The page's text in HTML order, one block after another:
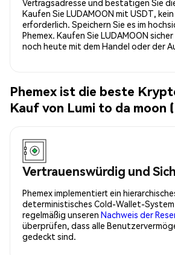
Vertragsadresse und bestätigen Sie
Kaufen Sie LUDAMOON mit USDT,
erforderlich. Speichern Sie es im
Phemex. Kaufen Sie LUDAMOON
noch heute mit dem Handel oder der
Phemex ist die beste
Kauf von Lumi to da moon
Vertrauenswürdig und
Phemex implementiert ein
deterministisches Cold-Wallet-
regelmäßig unseren Nachweis der
überprüfen, dass alle
gedeckt sind.